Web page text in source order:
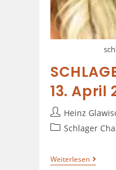
13. April
Heinz
Schlager
Weiterlesen